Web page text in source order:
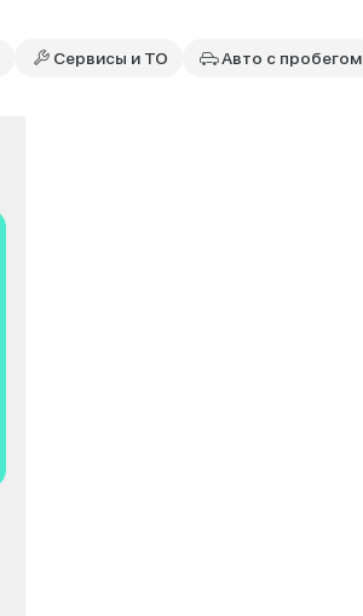
Сервисы и ТО Авто с пробегом